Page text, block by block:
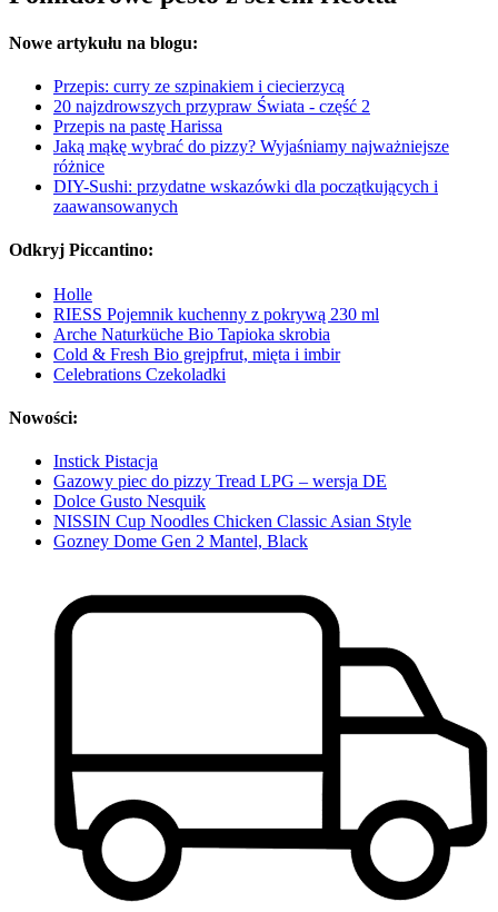
Nowe artykułu na blogu:
Przepis: curry ze szpinakiem i ciecierzycą
20 najzdrowszych przypraw Świata - część 2
Przepis na pastę Harissa
Jaką mąkę wybrać do pizzy? Wyjaśniamy najważniejsze
różnice
DIY-Sushi: przydatne wskazówki dla początkujących i
zaawansowanych
Odkryj Piccantino:
Holle
RIESS Pojemnik kuchenny z pokrywą 230 ml
Arche Naturküche Bio Tapioka skrobia
Cold & Fresh Bio grejpfrut, mięta i imbir
Celebrations Czekoladki
Nowości:
Instick Pistacja
Gazowy piec do pizzy Tread LPG – wersja DE
Dolce Gusto Nesquik
NISSIN Cup Noodles Chicken Classic Asian Style
Gozney Dome Gen 2 Mantel, Black